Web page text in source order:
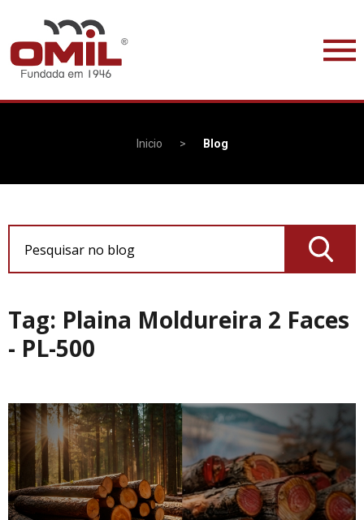
Inicio > Blog
Tag: Plaina Moldureira 2 Faces
- PL-500
Pesquisar no blog